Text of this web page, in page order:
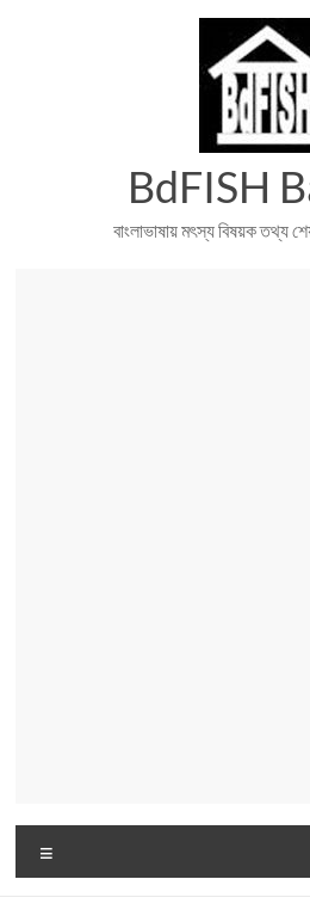
BdFISH
বাংলাভাষায় মৎস্য বিষয়ক তথ্য